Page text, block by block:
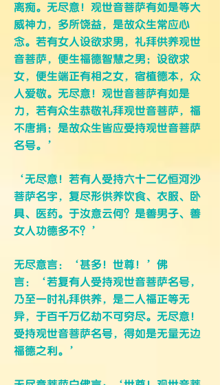
离痴。无尽意！观世音菩萨有如是等大
威神力，多所饶益，是故众生常应心
念。若有女人设欲求男，礼拜供养观世
音菩萨，便生福德智慧之男；设欲求
女，便生端正有相之女，宿植德本，众
人爱敬。无尽意！观世音菩萨有如是
力，若有众生恭敬礼拜观世音菩萨，福
不唐捐；是故众生皆应受持观世音菩萨
名号。’
‘无尽意！若有人受持六十二亿恒河沙
菩萨名字，复尽形供养饮食、衣服、卧
具、医药。于汝意云何？是善男子、善
女人功德多不？’
无尽意言：‘甚多！世尊！’佛
言：‘若复有人受持观世音菩萨名号，
乃至一时礼拜供养，是二人福正等无
异，于百千万亿劫不可穷尽。无尽意！
受持观世音菩萨名号，得如是无量无边
福德之利。’